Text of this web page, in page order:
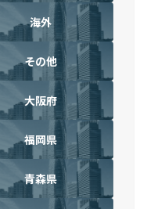
海外
その他
大阪府
福岡県
青森県